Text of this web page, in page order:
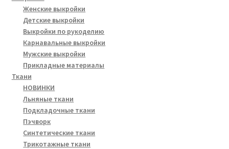
Женские выкройки
Детские выкройки
Выкройки по рукоделию
Карнавальные выкройки
Мужские выкройки
Прикладные материалы
Ткани
НОВИНКИ
Льняные ткани
Подкладочные ткани
Пэчворк
Синтетические ткани
Трикотажные ткани